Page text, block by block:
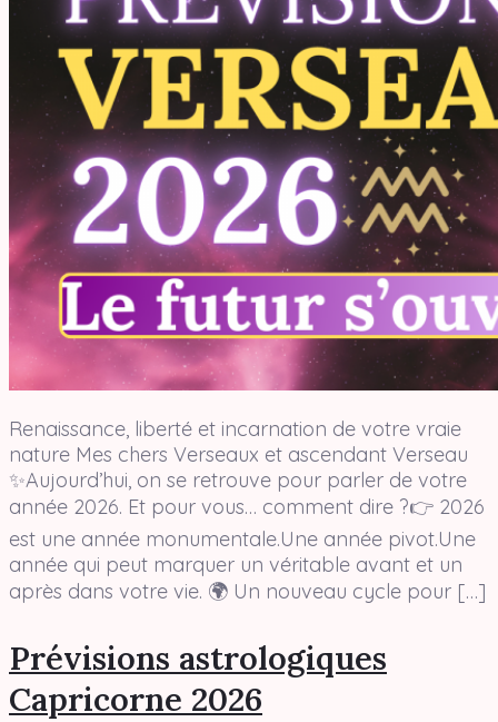
Renaissance, liberté et incarnation de votre vraie
nature Mes chers Verseaux et ascendant Verseau
✨Aujourd’hui, on se retrouve pour parler de votre
année 2026. Et pour vous… comment dire ?👉 2026
est une année monumentale.Une année pivot.Une
année qui peut marquer un véritable avant et un
après dans votre vie. 🌍 Un nouveau cycle pour […]
Prévisions astrologiques
Capricorne 2026